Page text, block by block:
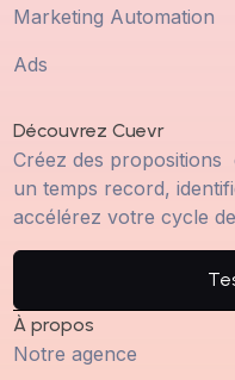
Marketing Automation
Ads
Découvrez Cuevr
Créez des propositions
un temps record,
accélérez votre cycle
À propos
Notre agence